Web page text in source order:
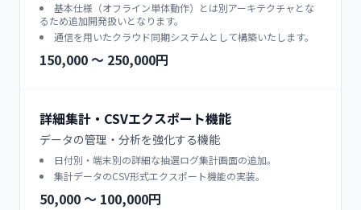
基本仕様（オフライン単体動作）とは別アーキテクチャとな
るため追加開発扱いとなります。
通信を用いたクラウド同期システムとして構築いたします。
150,000 〜 250,000円
詳細集計・CSVエクスポート機能
データの管理・分析を強化する機能
日付別・端末別の詳細な抽選ログ集計画面の追加。
集計データのCSV形式エクスポート機能の実装。
50,000 〜 100,000円